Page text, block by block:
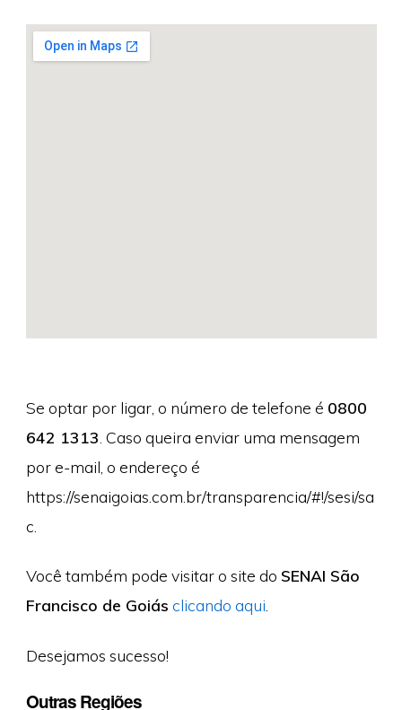
Se optar por ligar, o número de telefone é 0800
642 1313 . Caso queira enviar uma mensagem
por e-mail, o endereço é
https://senaigoias.com.br/transparencia/#!/sesi/sa
c.
Você também pode visitar o site do SENAI São
Francisco de Goiás clicando aqui
Desejamos sucesso!
Outras Regiões